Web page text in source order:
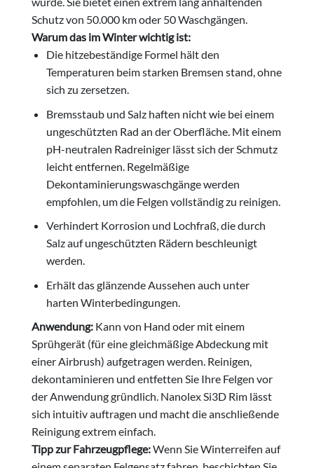
Schutz von 50.000 km oder 50 Waschgängen.
Warum das im Winter wichtig ist:
Die hitzebeständige Formel hält den
Temperaturen beim starken Bremsen stand, ohne
sich zu zersetzen.
Bremsstaub und Salz haften nicht wie bei einem
ungeschützten Rad an der Oberfläche. Mit einem
pH-neutralen Radreiniger lässt sich der Schmutz
leicht entfernen. Regelmäßige
Dekontaminierungswaschgänge werden
empfohlen, um die Felgen vollständig zu reinigen.
Verhindert Korrosion und Lochfraß, die durch
Salz auf ungeschützten Rädern beschleunigt
werden.
Erhält das glänzende Aussehen auch unter
harten Winterbedingungen.
Anwendung: Kann von Hand oder mit einem
Sprühgerät (für eine gleichmäßige Abdeckung mit
einer Airbrush) aufgetragen werden. Reinigen,
dekontaminieren und entfetten Sie Ihre Felgen vor
der Anwendung gründlich. Nanolex Si3D Rim lässt
sich intuitiv auftragen und macht die anschließende
Reinigung extrem einfach.
Tipp zur Fahrzeugpflege:Wenn Sie Winterreifen auf